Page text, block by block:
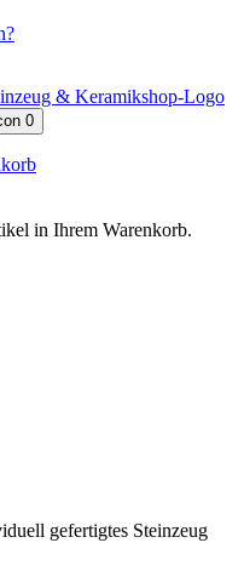
0
in Ihrem Warenkorb.
gefertigtes Steinzeug